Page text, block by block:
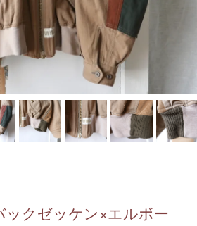
ックゼッケン×エルボー